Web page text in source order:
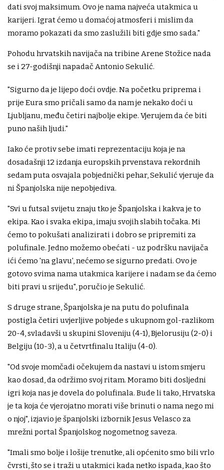
dati svoj maksimum. Ovo je nama najveća utakmica u
karijeri. Igrat ćemo u domaćoj atmosferi i mislim da
moramo pokazati da smo zaslužili biti gdje smo sada."
Pohodu hrvatskih navijača na tribine Arene Stožice nada
se i 27-godišnji napadač Antonio Sekulić.
"Sigurno da je lijepo doći ovdje. Na početku priprema i
prije Eura smo pričali samo da nam je nekako doći u
Ljubljanu, među četiri najbolje ekipe. Vjerujem da će biti
puno naših ljudi."
Iako će protiv sebe imati reprezentaciju koja je na
dosadašnji 12 izdanja europskih prvenstava rekordnih
sedam puta osvajala pobjednički pehar, Sekulić vjeruje da
ni Španjolska nije nepobjediva.
"Svi u futsal svijetu znaju tko je Španjolska i kakva je to
ekipa. Kao i svaka ekipa, imaju svojih slabih točaka. Mi
ćemo to pokušati analizirati i dobro se pripremiti za
polufinale. Jedno možemo obećati - uz podršku navijača
ići ćemo 'na glavu', nećemo se sigurno predati. Ovo je
gotovo svima nama utakmica karijere i nadam se da ćemo
biti pravi u srijedu", poručio je Sekulić.
S druge strane, Španjolska je na putu do polufinala
postigla četiri uvjerljive pobjede s ukupnom gol-razlikom
20-4, svladavši u skupini Sloveniju (4-1), Bjelorusiju (2-0) i
Belgiju (10-3), a u četvrtfinalu Italiju (4-0).
"Od svoje momčadi očekujem da nastavi u istom smjeru
kao dosad, da održimo svoj ritam. Moramo biti dosljedni
igri koja nas je dovela do polufinala. Bude li tako, Hrvatska
je ta koja će vjerojatno morati više brinuti o nama nego mi
o njoj", izjavio je španjolski izbornik Jesus Velasco za
mrežni portal Španjolskog nogometnog saveza.
"Imali smo bolje i lošije trenutke, ali općenito smo bili vrlo
čvrsti, što se i traži u utakmici kada netko ispada, kao što